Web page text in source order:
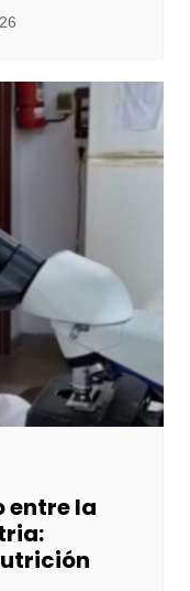
entre la